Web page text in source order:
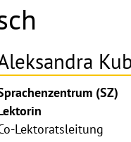
(SZ)
Lektoratsleitung